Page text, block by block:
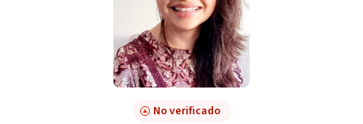
No verificado